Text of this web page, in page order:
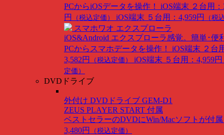
PCからiOSデータを操作！ iOS端末 ２台用：
円
（税込定価） iOS端末 ５台用：4,959円 （税
スマホワオ エクスプローラ
iOS&Android エクスプローラ感覚。簡単･便
PCからスマホデータを操作！ iOS端末 ２台
3,582円
（税込定価） iOS端末 ５台用：4,959円
定価）
DVDドライブ
外付け DVDドライブ GEM-D1
ZEUS PLAYER START 付属
ベストセラーのDVDにWin/Macソフトが付
3,480円
（税込定価）